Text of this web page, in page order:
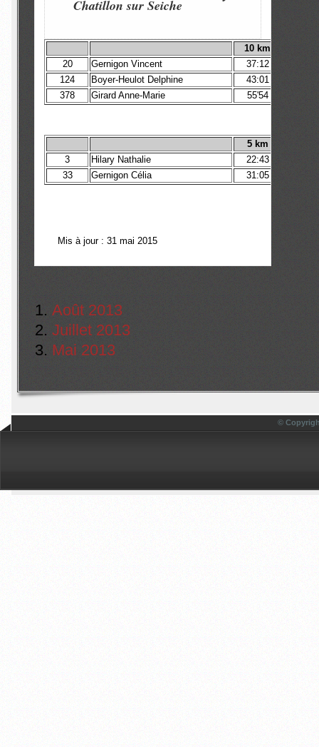
Chatillon sur Seiche
10 km
20
Gernigon Vincent
37:12
124
Boyer-Heulot Delphine 43:01
378
Girard Anne-Marie 55'54
5 km
3
Hilary Nathalie 22:43
33
Gernigon Célia 31:05
Mis à jour : 31 mai 2015
Août 2013
Juillet 2013
Mai 2013
©